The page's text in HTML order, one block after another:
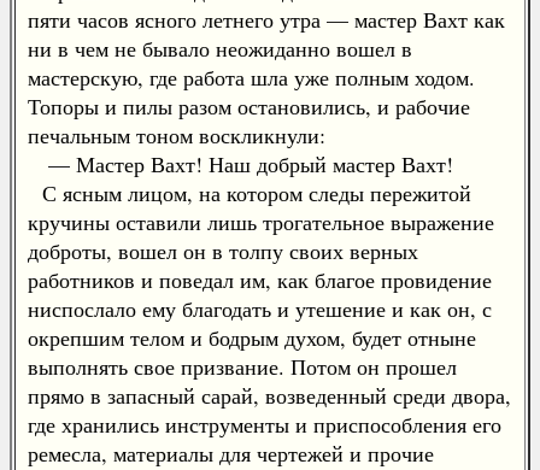
пяти часов ясного летнего утра — мастер Вахт как
ни в чем не бывало неожиданно вошел в
мастерскую, где работа шла уже полным ходом.
Топоры и пилы разом остановились, и рабочие
печальным тоном воскликнули:
— Мастер Вахт! Наш добрый мастер Вахт!
С ясным лицом, на котором следы пережитой
кручины оставили лишь трогательное выражение
доброты, вошел он в толпу своих верных
работников и поведал им, как благое провидение
ниспослало ему благодать и утешение и как он, с
окрепшим телом и бодрым духом, будет отныне
выполнять свое призвание. Потом он прошел
прямо в запасный сарай, возведенный среди двора,
где хранились инструменты и приспособления его
ремесла, материалы для чертежей и прочие